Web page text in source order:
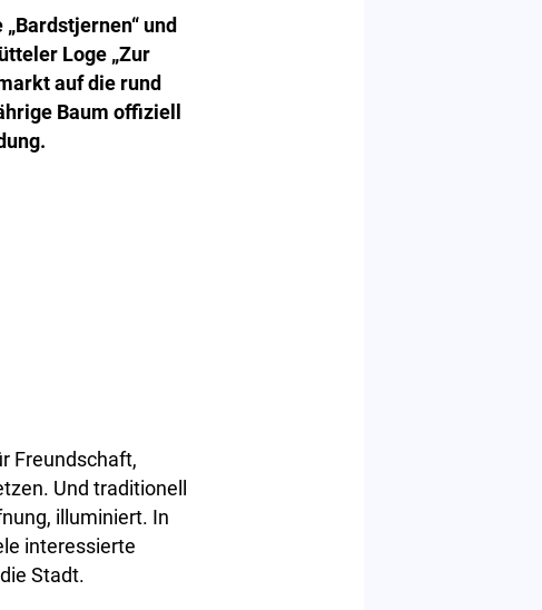
und
Loge „Zur
auf die rund
Baum offiziell
Freundschaft,
Und traditionell
illuminiert. In
interessierte
Stadt.